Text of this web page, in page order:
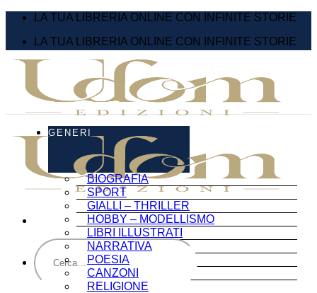
Salta
contenuti
LA TUA LIBRERIA ONLINE CON INFINITE STORIE
LA TUA LIBRERIA ONLINE CON INFINITE STORIE
Cerca:
GENERI
BIOGRAFIA
SPORT
GIALLI – THRILLER
HOBBY – MODELLISMO
LIBRI ILLUSTRATI
NARRATIVA
POESIA
CANZONI
RELIGIONE